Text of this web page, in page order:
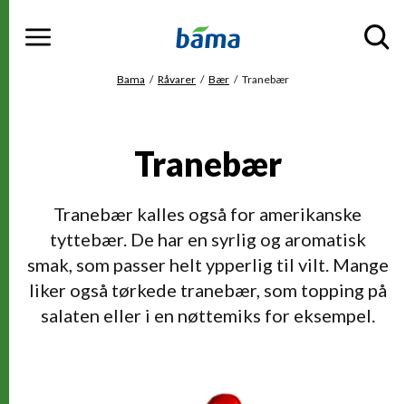
Meny
Du er her
Bama Råvarer Bær Tranebær
Tranebær
Tranebær kalles også for amerikanske
tyttebær. De har en syrlig og aromatisk
smak, som passer helt ypperlig til vilt. Mange
liker også tørkede tranebær, som topping på
salaten eller i en nøttemiks for eksempel.